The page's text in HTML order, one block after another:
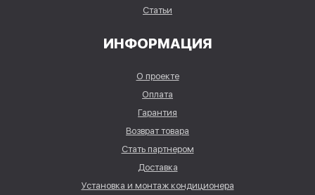
Статьи
ИНФОРМАЦИЯ
О проекте
Оплата
Гарантия
Возврат товара
Стать партнером
Доставка
Установка и монтаж кондиционера